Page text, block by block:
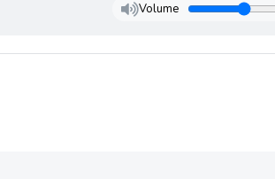
Volume